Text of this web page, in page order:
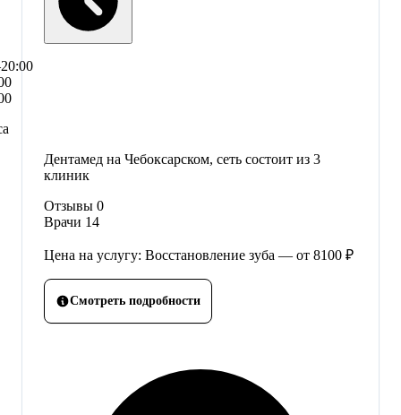
Дентамед на Чебоксарском, сеть состоит из 3
клиник
Отзывы 0
Врачи 14
Цена на услугу: Восстановление зуба — от 8100 ₽
Смотреть подробности